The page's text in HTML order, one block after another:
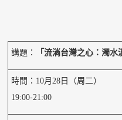
講題： 「流淌台灣之心：濁
時間：10月28日（周二）
19:00-21:00